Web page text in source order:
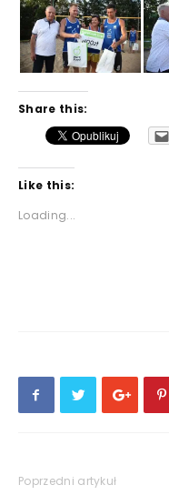
Share this:
Like this:
Loading...
Poprzedni artykuł